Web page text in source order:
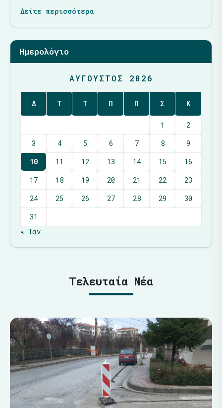
Δείτε περισσότερα
Ημερολόγιο
ΑΎΓΟΥΣΤΟΣ 2026
Δ Τ Τ Π Π Σ Κ
1
2
3
4 5 6 7 8
9
10
11 12 13 14 15
16
17
18 19 20 21 22
23
24
25 26 27 28 29
30
31
« Ιαν
Τελευταία Νέα